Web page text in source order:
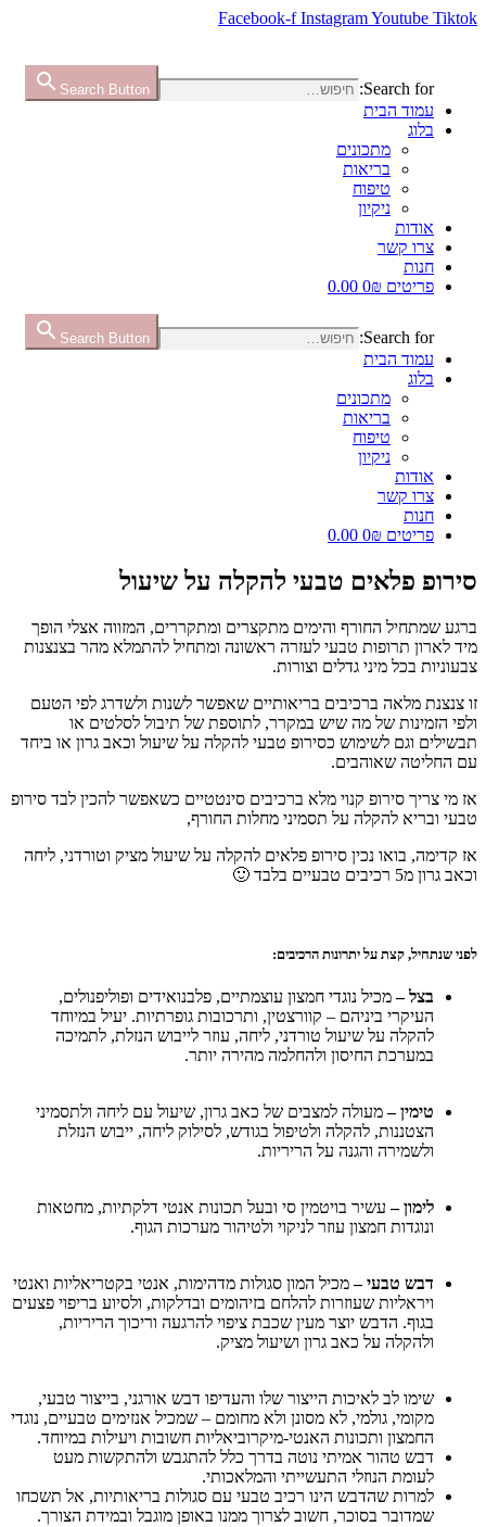
Facebook-f InstagramYoutube
Search for:
Search Button
עמוד הבית
בלוג
מתכונים
בריאות
טיפוח
ניקיון
אודות
צרו קשר
חנות
פריטים 0₪ 0.00
Search for:
Search Button
עמוד הבית
בלוג
מתכונים
בריאות
טיפוח
ניקיון
אודות
צרו קשר
חנות
פריטים 0₪ 0.00
פלאים טבעי להקלה על שיעול
שמתחיל החורף והימים מתקצרים ומתקררים, המזווה אצלי הופך
תרופות טבעי לעזרה ראשונה ומתחיל להתמלא מהר בצנצנות
בכל מיני גדלים וצורות.
מלאה ברכיבים בריאותיים שאפשר לשנות ולשדרג לפי הטעם
הזמינות של מה שיש במקרר, לתוספת של תיבול לסלטים או
וגם לשימוש כסירופ טבעי להקלה על שיעול וכאב גרון או ביחד
שאוהבים.
צריך סירופ קנוי מלא ברכיבים סינטטיים כשאפשר להכין לבד סירופ
ובריא להקלה על תסמיני מחלות החורף,
בואו נכין סירופ פלאים להקלה על שיעול מציק וטורדני, ליחה
טבעיים בלבד 🙂
קצת על יתרונות הרכיבים:
בצל –מכיל נוגדי חמצון עוצמתיים, פלבנואידים ופוליפנולים,
העיקרי ביניהם – קוורצטין, ותרכובות גופרתיות. יעיל במיוחד
להקלה על שיעול טורדני, ליחה, עוזר לייבוש הנזלת, לתמיכה
במערכת החיסון ולהחלמה מהירה יותר.
טימין –מעולה למצבים של כאב גרון, שיעול עם ליחה ולתסמיני
הצטננות, להקלה ולטיפול בגודש, לסילוק ליחה, ייבוש הנזלת
ולשמירה והגנה על הריריות.
לימון –עשיר בויטמין סי ובעל תכונות אנטי דלקתיות, מחטאות
ונוגדות חמצון עוזר לניקוי ולטיהור מערכות הגוף.
דבש טבעי –מכיל המון סגולות מדהימות, אנטי בקטריאליות ואנטי
ויראליות שעוזרות להלחם בזיהומים ובדלקות, ולסיוע בריפוי פצעים
בגוף. הדבש יוצר מעין שכבת ציפוי להרגעה וריכוך הריריות,
ולהקלה על כאב גרון ושיעול מציק.
שימו לב לאיכות הייצור שלו והעדיפו דבש אורגני, בייצור טבעי,
מקומי, גולמי, לא מסונן ולא מחומם – שמכיל אנזימים טבעיים, נוגדי
החמצון ותכונות האנטי-מיקרוביאליות חשובות ויעילות במיוחד.
דבש טהור אמיתי נוטה בדרך כלל להתגבש ולהתקשות מעט
לעומת הנוזלי התעשייתי והמלאכותי.
למרות שהדבש הינו רכיב טבעי עם סגולות בריאותיות, אל תשכחו
שמדובר בסוכר, חשוב לצרוך ממנו באופן מוגבל ובמידת הצורך.